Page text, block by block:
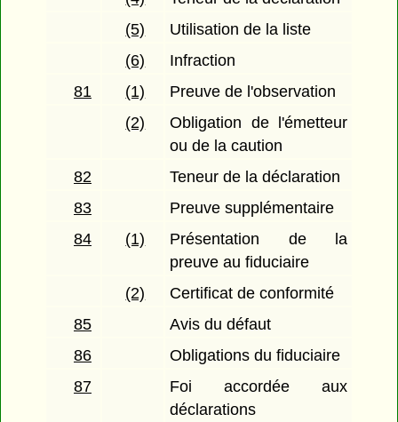
(5)
Utilisation de la liste
(6)
Infraction
81
(1)
Preuve de l'observation
(2)
Obligation de l'émetteur
ou de la caution
82
Teneur de la déclaration
83
Preuve supplémentaire
84
(1)
Présentation de la
preuve au fiduciaire
(2)
Certificat de conformité
85
Avis du défaut
86
Obligations du fiduciaire
87
Foi accordée aux
déclarations